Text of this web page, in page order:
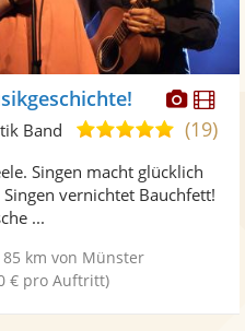
Fotos
4,9
5
(19)
Band
Singen macht glücklich
vernichtet Bauchfett!
...
85 km von Münster
€ pro Auftritt)